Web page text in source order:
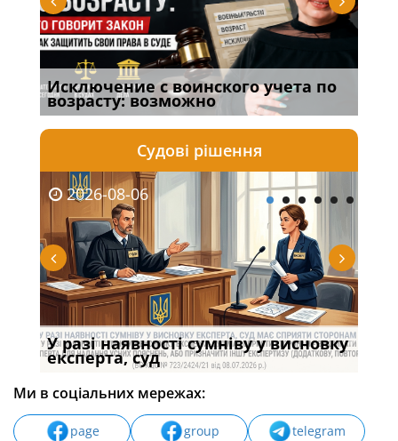
Исключение с воинского учета по
возрасту: возможно
Судові рішення
2026-08-06
У разі наявності сумніву у висновку
експерта, суд
Ми в соціальних мережах:
page group
telegram